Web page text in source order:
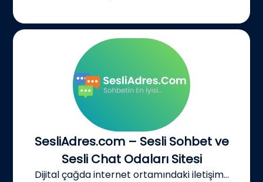
SesliAdres.com – Sesli Sohbet ve
Sesli Chat Odaları Sitesi
Dijital çağda internet ortamındaki iletişim...